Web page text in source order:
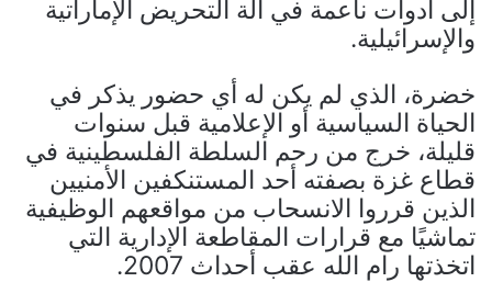
إلى أدوات ناعمة في آلة التحريض الإماراتية
والإسرائيلية.
خضرة، الذي لم يكن له أي حضور يذكر في
الحياة السياسية أو الإعلامية قبل سنوات
قليلة، خرج من رحم السلطة الفلسطينية في
قطاع غزة بصفته أحد المستنكفين الأمنيين
الذين قرروا الانسحاب من مواقعهم الوظيفية
تماشيًا مع قرارات المقاطعة الإدارية التي
اتخذتها رام الله عقب أحداث 2007.